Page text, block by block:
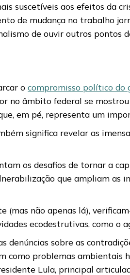
suscetíveis aos efeitos da
de mudança no trabalho
de ouvir outros pontos
ocompromisso político do
no âmbito federal se
em pé, representa um
significa revelar as
os desafios de tornar a
que ampliam as
(mas não apenas lá),
ecodestrutivas, como o
denúncias sobre as
como problemas ambientais
Lula, principal